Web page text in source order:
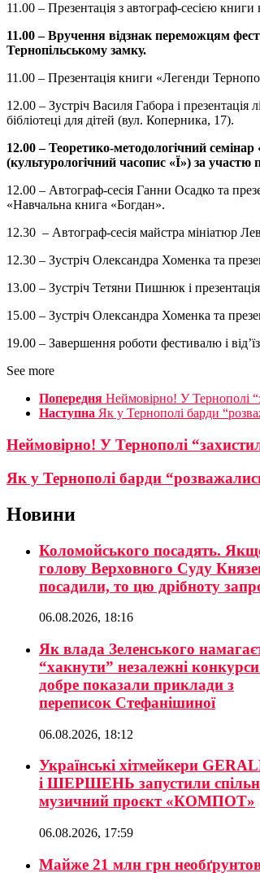
11.00 – Презентація з автограф-сесією
11.00 – Вручення відзнак переможцям
Тернопільському замку.
11.00 – Презентація книги «Легенди
12.00 – Зустріч Василя Габора і
бібліотеці для дітей (вул. Коперника, 17).
12.00 – Теоретико-методологічний
(культурологічний часопис «Ї») за участю
12.00 – Автограф-сесія Ганни Осадко та
«Навчальна книга «Богдан».
12.30 – Автограф-сесія майстра мініатюр
12.30 – Зустріч Олександра Хоменка та
13.00 – Зустріч Тетяни Пишнюк і
15.00 – Зустріч Олександра Хоменка та
19.00 – Завершення роботи фестивалю і
See more
Попередня Неймовірно! У Тернополі
Наступна Як у Тернополі барди
Неймовірно! У Тернополі
Як у Тернополі барди
Новини
Коломойського посадять.
голову Верховного Суду
посадили, то цю дрібноту
06.08.2026, 18:16
Як влада Зеленського
“хакнути” незалежні
добре показали приклади з
переписок Стефанішиної
06.08.2026, 18:12
Українські хітмейкери
і ШЕРШЕНЬ запустили
музичний проєкт «КОМПОТ»
06.08.2026, 17:59
Майже 21 млн грн